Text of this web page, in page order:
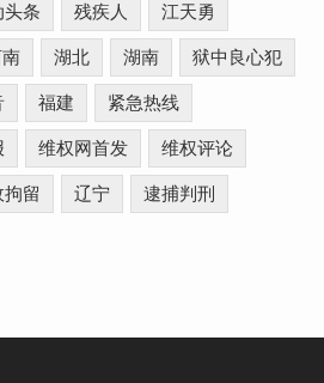
条 残疾人 江天勇
湖北 湖南 狱中良心犯
福建 紧急热线
维权网首发 维权评论
留 辽宁 逮捕判刑